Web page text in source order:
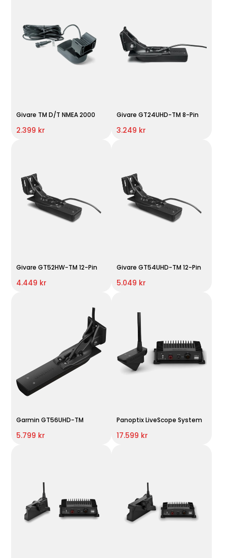
Givare TM D/T NMEA 2000
2.399 kr
Givare GT24UHD-TM 8-Pin
3.249 kr
Givare GT52HW-TM 12-Pin
4.449 kr
Givare GT54UHD-TM 12-Pin
5.049 kr
Garmin GT56UHD-TM
5.799 kr
Panoptix LiveScope System
17.599 kr